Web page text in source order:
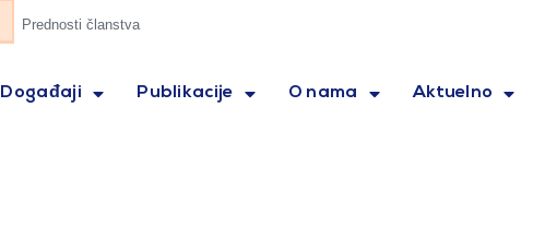
Prednosti članstva
Događaji Publikacije O nama Aktuelno